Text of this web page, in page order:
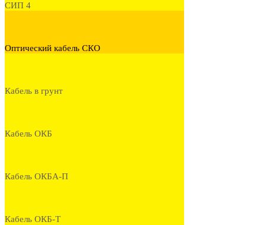
СИП 4
Оптический кабель СКО
Кабель в грунт
Кабель ОКБ
Кабель ОКБА-П
Кабель ОКБ-Т